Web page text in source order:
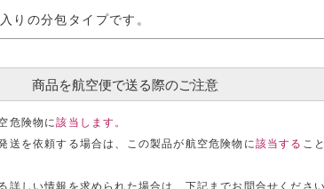
りの分包タイプです。
商品を航空便で送る際のご注意
危険物に該当します。
送を依頼する場合は、この製品が航空危険物に該当する こ
詳しい情報を求められた場合は、下記までお問合せください